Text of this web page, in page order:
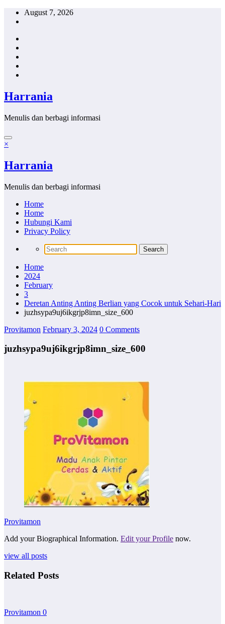
Skip
August 7, 2026
Harrania
Menulis dan berbagi informasi
×
Harrania
Menulis dan berbagi informasi
Home
Home
Hubungi Kami
Privacy Policy
Home
2024
February
3
Deretan Anting Anting Berlian yang Cocok untuk Sehari-Hari
juzhsypa9uj6ikgrjp8imn_size_600
Provitamon February 3, 2024 0 Comments
juzhsypa9uj6ikgrjp8imn_size_600
Provitamon
Add your Biographical Information. Edit your Profile now.
view all posts
Related Posts
Provitamon 0